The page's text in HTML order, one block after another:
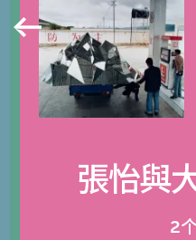
張怡與
2